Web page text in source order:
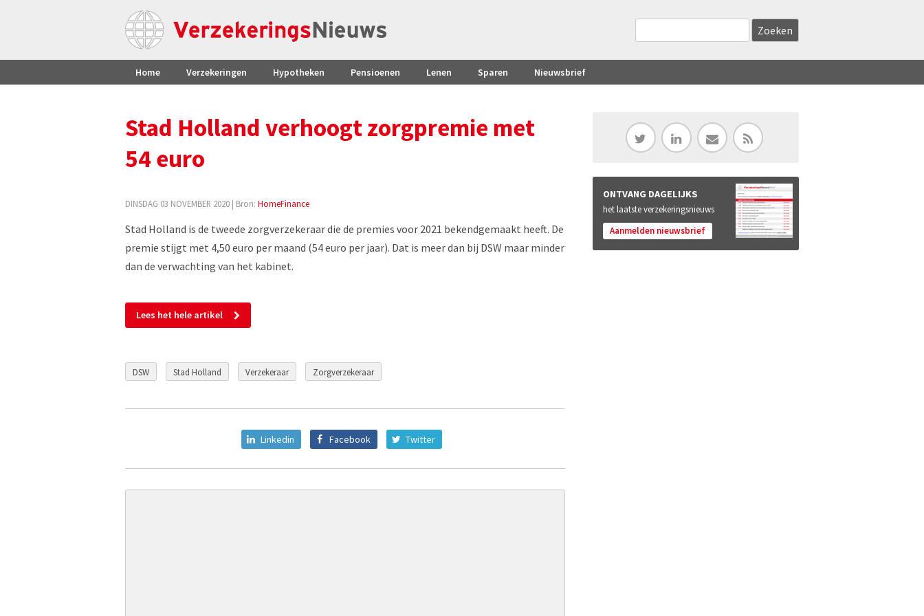
Home Verzekeringen Hypotheken Pensioenen Lenen Sparen Nieuwsbrief
Stad Holland verhoogt zorgpremie met
54 euro
DINSDAG 03 NOVEMBER 2020 | Bron: HomeFinance
Stad Holland is de tweede zorgverzekeraar die de premies voor 2021 bekendgemaakt heeft. De
premie stijgt met 4,50 euro per maand (54 euro per jaar). Dat is meer dan bij DSW maar minder
dan de verwachting van het kabinet.
Lees het hele artikel
DSW Stad Holland Verzekeraar Zorgverzekeraar
Linkedin Facebook Twitter
ONTVANG DAGELIJKS
het laatste verzekeringsnieuws
Aanmelden nieuwsbrief